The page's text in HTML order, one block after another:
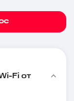
Fi от